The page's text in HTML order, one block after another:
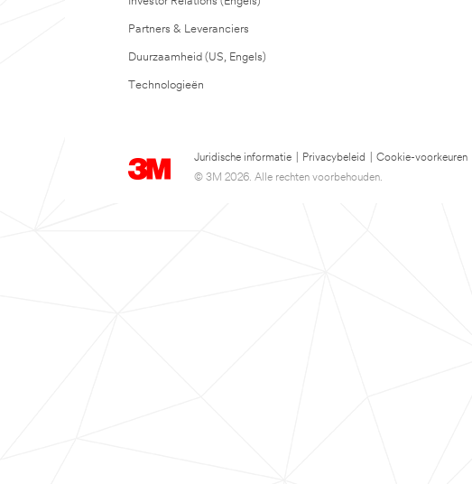
Partners & Leveranciers
Duurzaamheid (US, Engels)
Technologieën
Juridische informatie Privacybeleid
Cookie-voorkeuren
© 3M 2026. Alle rechten voorbehouden.